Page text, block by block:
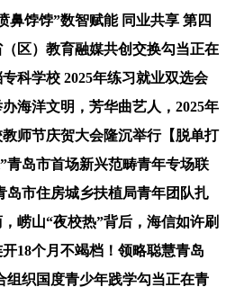
鼻饽饽”数智赋能 同业共享 第四
区）教育融媒共创交换勾当正在
科学校 2025年练习就业双选会
海洋文明，芳华曲艺人，2025年
师节庆贺大会隆沉举行【脱单打
青岛市首场新兴范畴青年专场联
岛市住房城乡扶植局青年团队扎
崂山“夜校热”背后，海信如许刷
18个月不竭档！领略聪慧青岛
组织国度青少年践学勾当正在青